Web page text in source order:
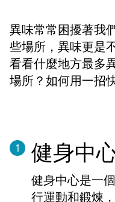
異味常常困擾著我
些場所，異味更是
看看什麼地方最多
場所？如何用一招
1 健身中
健身中心是一
行運動和鍛煉